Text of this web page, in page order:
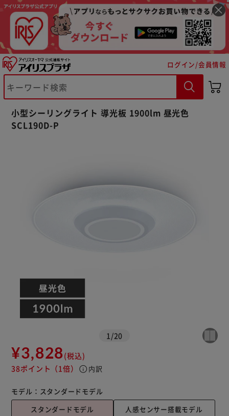
ログイン/会員情報
小型シーリングライト 導光板 1900lm 昼光色
SCL190D-P
1 /20
¥3,828(税込)
38ポイント （1倍） info 内訳
モデル： スタンダードモデル
スタンダードモデル
人感センサー搭載モデル
※ご確認ください
カートに入れる